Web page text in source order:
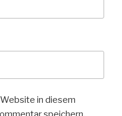
in diesem